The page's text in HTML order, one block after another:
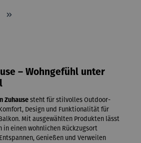
– Wohngefühl unter
Zuhausesteht für stilvolles Outdoor-
Design und Funktionalität für
Mit ausgewählten Produkten lässt
in einen wohnlichen Rückzugsort
Genießen und Verweilen